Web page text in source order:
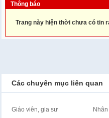
Thông báo
Trang này hiện thời chưa có tin
Các chuyên mục liên quan
Giáo viên, gia sư